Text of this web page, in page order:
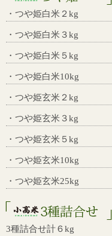
・つや姫白米２kg
・つや姫白米３kg
・つや姫白米５kg
・つや姫白米10kg
・つや姫玄米２kg
・つや姫玄米３kg
・つや姫玄米５kg
・つや姫玄米10kg
・つや姫玄米25kg
3種詰合せ計６kg